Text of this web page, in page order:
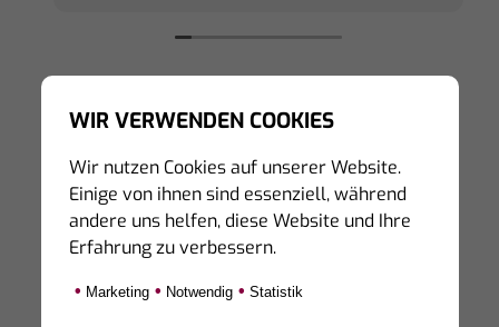
Hinweis zur Echtheit von Bewertungen:
Die hier veröffentlichten Bewertungen stammen
von Personen, die unsere Dienstleistungen auf
Portalen von Dritten bewertet haben.
sicher gestellt werden, da die bewertenden
WIR VERWENDEN COOKIES
Wir nutzen Cookies auf unserer Website.
Einige von ihnen sind essenziell, während
andere uns helfen, diese Website und Ihre
Erfahrung zu verbessern.
• Marketing • Notwendig • Statistik